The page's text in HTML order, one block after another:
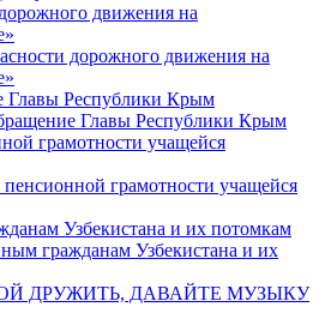
дорожного движения на
Главы Республики Крым
грамотности учащейся
гражданам Узбекистана и их